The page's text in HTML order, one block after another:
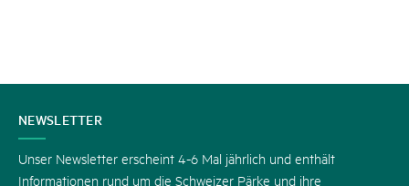
KONTAKT
NEWSLETTER
Unser Newsletter erscheint 4-6 Mal jährlich und enthält
Informationen rund um die Schweizer Pärke und ihre